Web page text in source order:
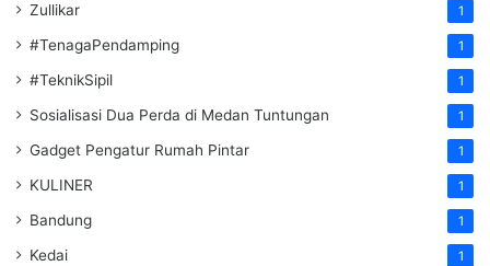
Zullikar 1
#TenagaPendamping 1
#TeknikSipil 1
Sosialisasi Dua Perda di Medan Tuntungan 1
Gadget Pengatur Rumah Pintar 1
KULINER 1
Bandung 1
Kedai 1